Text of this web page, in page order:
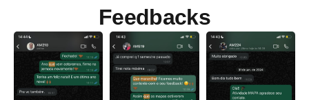
Feedbacks